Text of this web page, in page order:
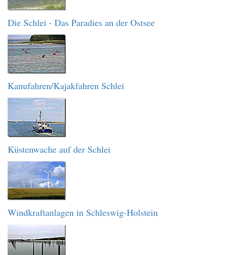
Die Schlei - Das Paradies an der Ostsee
Kanufahren/Kajakfahren Schlei
Küstenwache auf der Schlei
Windkraftanlagen in Schleswig-Holstein